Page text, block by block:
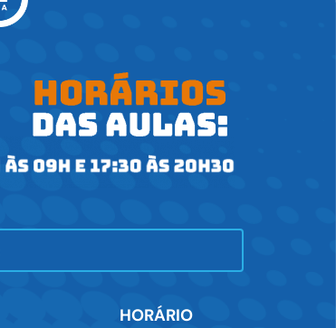
HORÁRIO